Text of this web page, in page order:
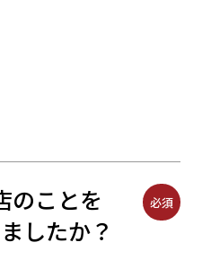
のことを
したか？
必須